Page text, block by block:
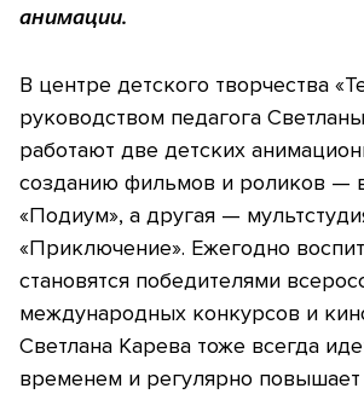
анимации.
В центре детского творчества
руководством педагога
работают две детских
созданию фильмов и роликов —
«Подиум», а другая —
«Приключение». Ежегодно
становятся победителями
международных конкурсов и
Светлана Карева тоже всегда
временем и регулярно